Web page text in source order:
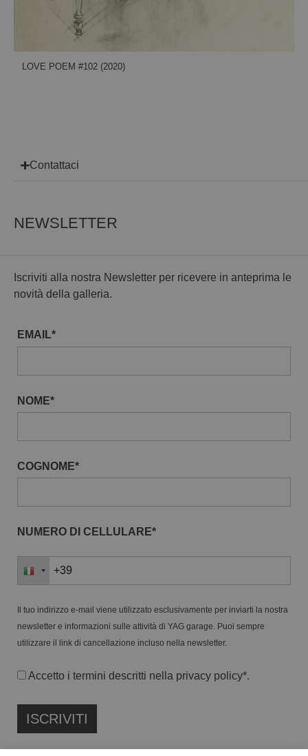
LOVE POEM #102 (2020)
Contattaci
NEWSLETTER
Iscriviti alla nostra Newsletter per ricevere in anteprima le
novità della galleria.
EMAIL*
NOME*
COGNOME*
NUMERO DI CELLULARE*
Il tuo indirizzo e-mail viene utilizzato esclusivamente per inviarti la nostra
newsletter e informazioni sulle attività di YAG garage. Puoi sempre
utilizzare il link di cancellazione incluso nella newsletter.
Accetto i termini descritti nella privacy policy*.